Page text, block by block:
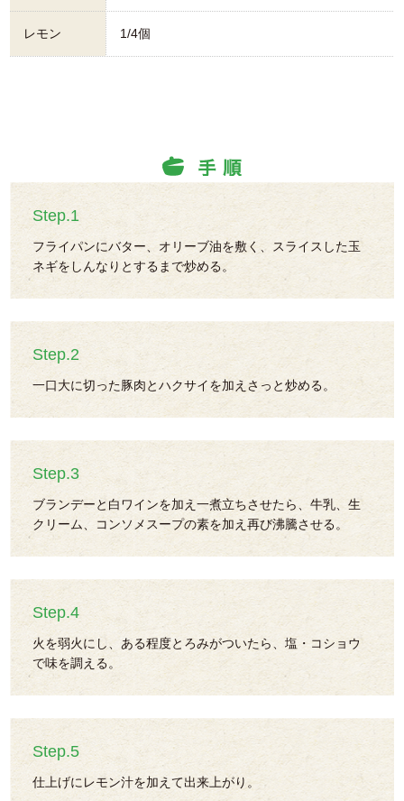
レモン 1/4個
Step.1
フライパンにバター、オリーブ油を敷く、スライスした玉
ネギをしんなりとするまで炒める。
Step.2
一口大に切った豚肉とハクサイを加えさっと炒める。
Step.3
ブランデーと白ワインを加え一煮立ちさせたら、牛乳、生
クリーム、コンソメスープの素を加え再び沸騰させる。
Step.4
火を弱火にし、ある程度とろみがついたら、塩・コショウ
で味を調える。
Step.5
仕上げにレモン汁を加えて出来上がり。